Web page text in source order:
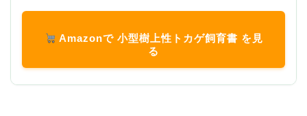
Amazonで 小型樹上性トカゲ飼育書 を見
る